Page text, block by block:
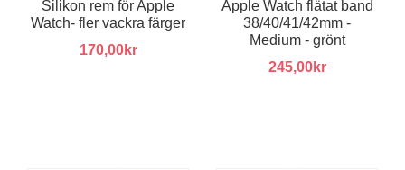
Silikon rem för Apple
Watch- fler vackra färger
170,00kr
Apple Watch flätat band
38/40/41/42mm -
Medium - grönt
245,00kr